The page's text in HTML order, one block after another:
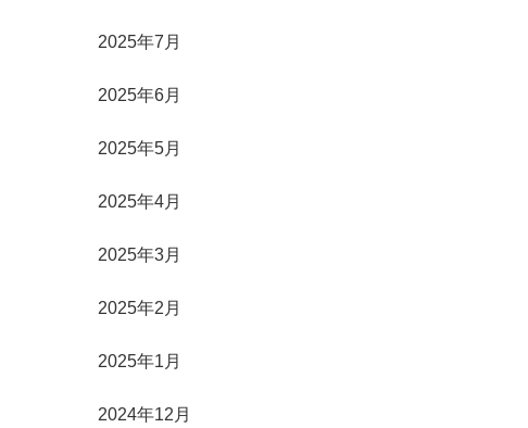
2025年7月
2025年6月
2025年5月
2025年4月
2025年3月
2025年2月
2025年1月
2024年12月